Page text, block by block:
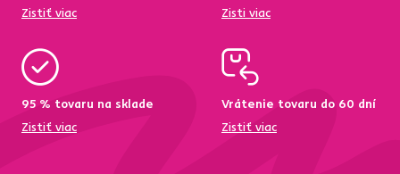
Zistiť viac
Zisti viac
95 % tovaru na sklade
Zistiť viac
Vrátenie tovaru do 60 dní
Zistiť viac